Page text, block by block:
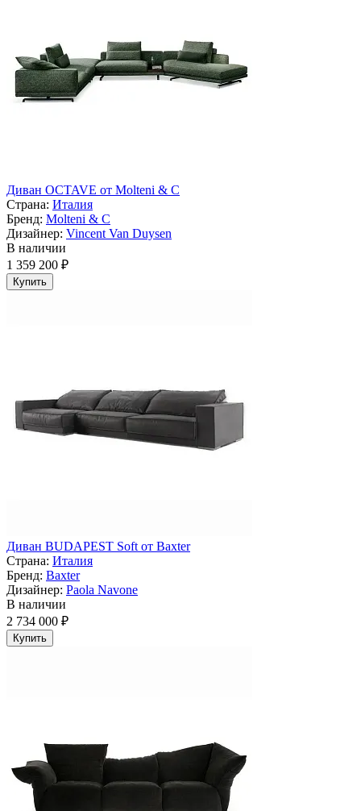
Диван OCTAVE от Molteni & C
Страна: Италия
Бренд: Molteni & C
Дизайнер: Vincent Van Duysen
В наличии
1 359 200 ₽
Купить
Диван BUDAPEST Soft от Baxter
Страна: Италия
Бренд: Baxter
Дизайнер: Paola Navone
В наличии
2 734 000 ₽
Купить